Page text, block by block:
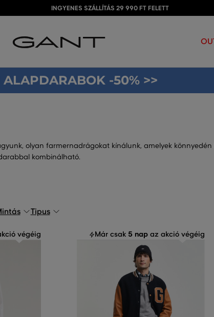
INGYENES SZÁLLÍTÁS 29 990 FT FELETT
ALAPDARABOK -50% >>
olyan farmernadrágokat kínálunk, amelyek
kombinálható.
Tipus
végéig Már csak 5 napaz akció végéig